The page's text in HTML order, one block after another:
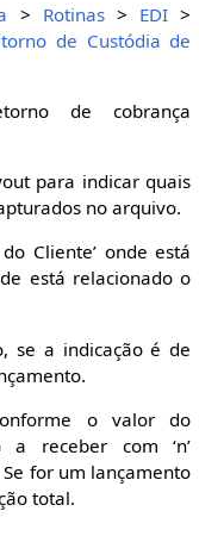
> Rotinas> EDI >
de Custódia de
de cobrança
para indicar quais
no arquivo.
Cliente’ onde está
está relacionado o
se a indicação é de
o valor do
receber com ‘n’
for um lançamento
total.